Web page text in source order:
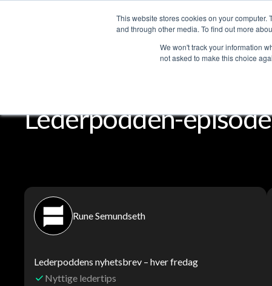
This website stores cookies on your
and through other media. To find out more
We won't track your information
not asked to make this choice
Services
Lederpodden-
Rune Semundseth
Lederpoddens nyhetsbrev – hver fredag
Nyttige ledertips